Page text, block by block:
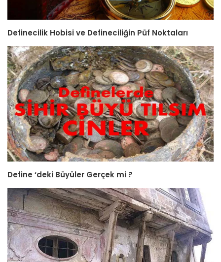
Definecilik Hobisi ve Defineciliğin Püf Noktaları
Define ‘deki Büyüler Gerçek mi ?